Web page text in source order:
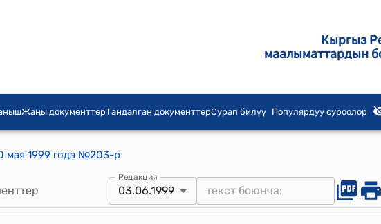
Кыргыз
маалыматтардын
Жаңы документтерТандалган документтерСурап билүү Популярдуу суроолор
мая 1999 года №203-р
Редакция
03.06.1999